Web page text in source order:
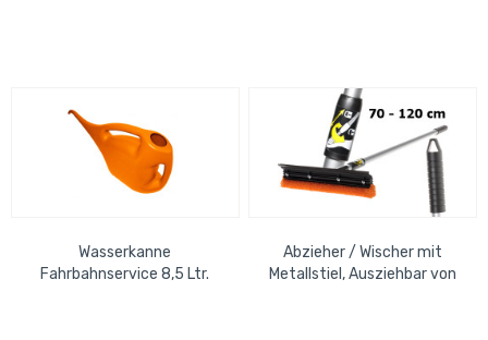
Wasserkanne
Fahrbahnservice 8,5 Ltr.
Abzieher / Wischer mit
Metallstiel, Ausziehbar von